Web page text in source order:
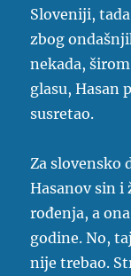
Sloveniji,
zbog
nekada,
glasu, Hasan
susretao.
Za slovensko
Hasanov sin i
rođenja, a
godine. No,
nije trebao.